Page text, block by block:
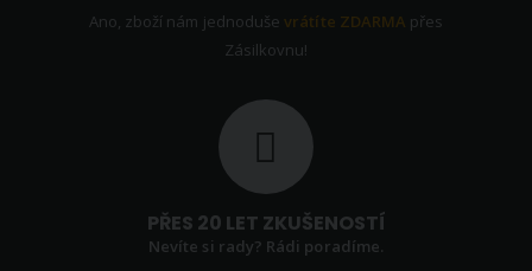
Ano, zboží nám jednoduševrátíte ZDARMA přes
Zásilkovnu!
PŘES 20 LET ZKUŠENOSTÍ
Nevíte si rady? Rádi poradíme.